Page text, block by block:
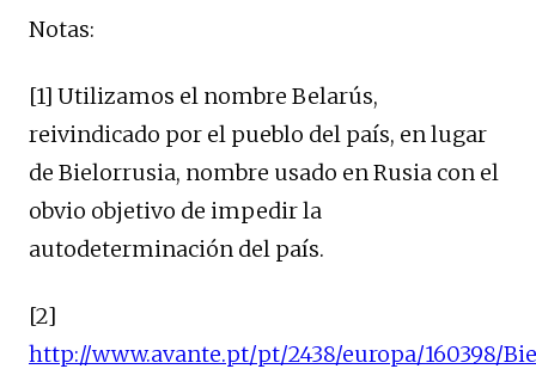
Notas:
[1] Utilizamos el nombre Belarús,
reivindicado por el pueblo del país, en lugar
de Bielorrusia, nombre usado en Rusia con el
obvio objetivo de impedir la
autodeterminación del país.
[2]
http://www.avante.pt/pt/2438/europa/160398/